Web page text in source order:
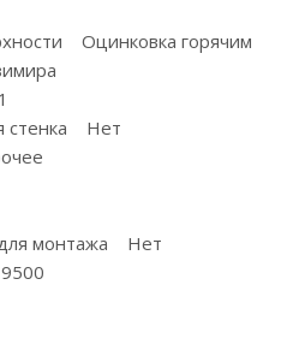
Оцинковка горячим
стенка Нет
монтажа Нет